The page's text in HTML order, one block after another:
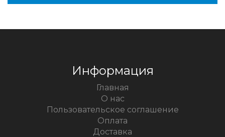
Информация
Главная
О нас
Пользовательское соглашение
Оплата
Доставка